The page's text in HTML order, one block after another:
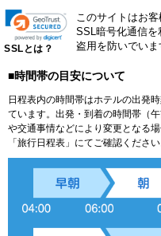
SSLとは？
このサイトはお
SSL暗号化通信
盗用を防いでいま
■時間帯の目安について
日程表内の時間帯はホテルの出発
ています。出発・到着の時間帯（
や交通事情などにより変更となる
「旅行日程表」にてご確認ください